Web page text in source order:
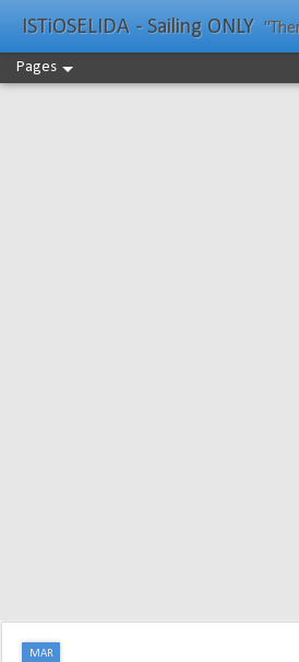
ISTiOSELIDA - Sailing ONLY "There is nothing -
Pages
MAR